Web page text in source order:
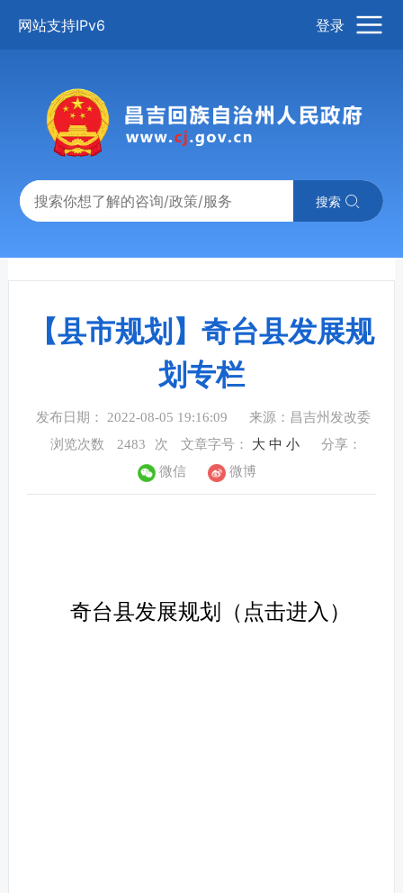
网站支持IPv6 登录
搜索
【县市规划】奇台县发展规
划专栏
发布日期： 2022-08-05 19:16:09
来源：昌吉州发改委
浏览次数
2483 次 文章字号： 大 中 小
分享：
微信
微博
奇台县发展规划（点击进入）